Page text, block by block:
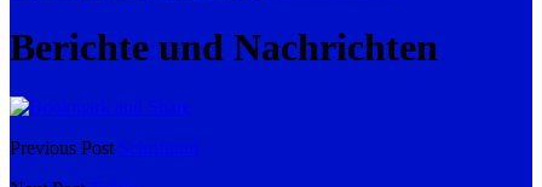
Berichte und Nachrichten
Previous Post Schrifttum